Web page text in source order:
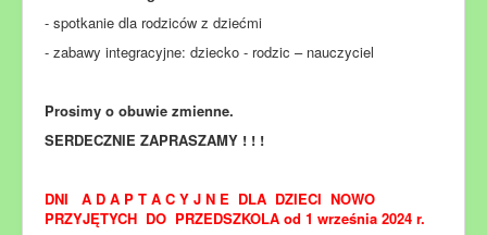
- spotkanie dla rodziców z dziećmi
- zabawy integracyjne: dziecko - rodzic – nauczyciel
Prosimy o obuwie zmienne.
SERDECZNIE ZAPRASZAMY ! ! !
DNI A D A P T A C Y J N E DLA DZIECI NOWO
PRZYJĘTYCH DO PRZEDSZKOLA od 1 września 2024 r.